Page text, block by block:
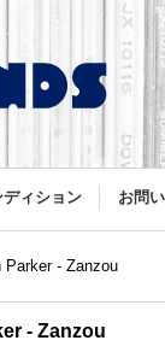
ディション お問
Parker - Zanzou
- Zanzou